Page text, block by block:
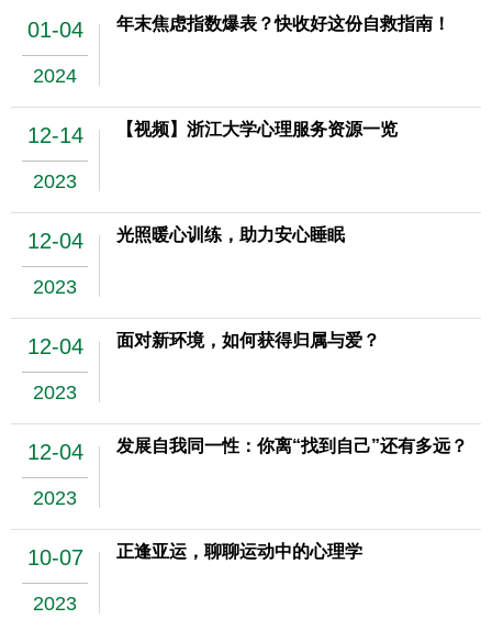
01-04
2024
年末焦虑指数爆表？快收好这份自救指南！
12-14
2023
【视频】浙江大学心理服务资源一览
12-04
2023
光照暖心训练，助力安心睡眠
12-04
2023
面对新环境，如何获得归属与爱？
12-04
2023
发展自我同一性：你离“找到自己”还有多远？
10-07
2023
正逢亚运，聊聊运动中的心理学